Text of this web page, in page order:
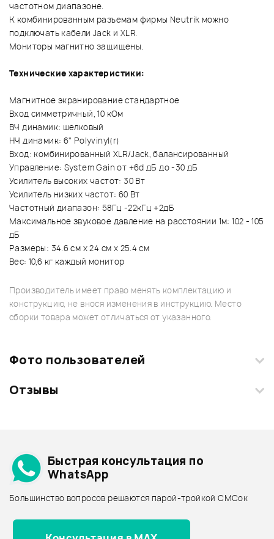
частотном диапазоне.
К комбинированным разъемам фирмы Neutrik можно
подключать кабели Jack и XLR.
Мониторы магнитно защищены.
Технические характеристики:
Магнитное экранирование стандартное
Вход симметричный, 10 кОм
ВЧ динамик: шелковый
НЧ динамик: 6" Polyvinyl(r)
Вход: комбинированный XLR/Jack, балансированный
Управление: System Gain от +6d дБ до -30 дБ
Усилитель высоких частот: 30 Вт
Усилитель низких частот: 60 Вт
Частотный диапазон: 58Гц -22кГц +2дБ
Максимальное звуковое давление на расстоянии 1м: 102 - 105
дБ
Размеры: 34.6 см x 24 см x 25.4 см
Вес: 10,6 кг каждый монитор
Производитель имеет право менять комплектацию и
конструкцию, не внося изменения в инструкцию. Место
сборки товара может отличаться от указанного.
Фото пользователей
Загрузите свои фотографии купленного товара и получите
Отзывы
Архив товаров - дешевле
Архив товаров - дороже
Все товары KRK
Архив товаров - новинки
Быстрая консультация по
WhatsApp
Большинство вопросов решаются парой-тройкой СМСок